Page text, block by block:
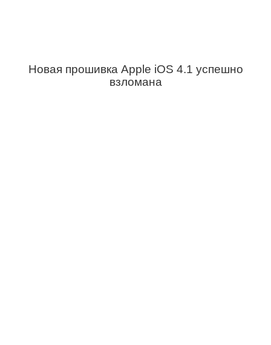
Новая прошивка Apple iOS 4.1 успешно
взломана